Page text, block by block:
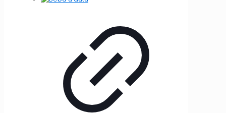
The
options
may
chosen
on
the
product
page